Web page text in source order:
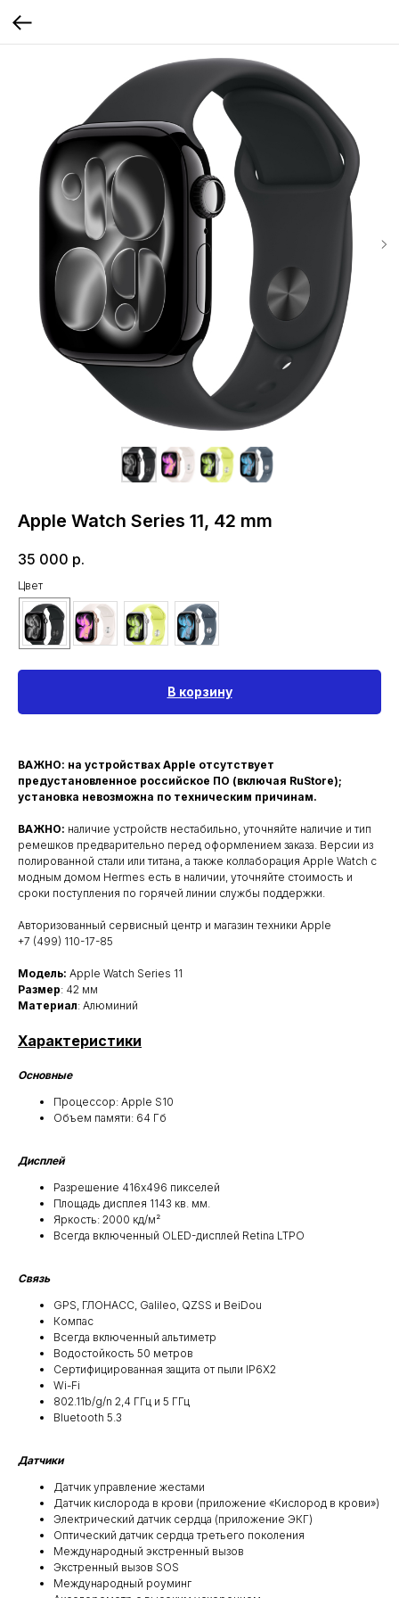
Apple Watch Series 11, 42 mm
35 000 р.
Цвет
В корзину
ВАЖНО: на устройствах Apple отсутствует
предустановленное российское ПО (включая RuStore);
установка невозможна по техническим причинам.
ВАЖНО: наличие устройств нестабильно, уточняйте наличие и тип
ремешков предварительно перед оформлением заказа. Версии из
полированной стали или титана, а также коллаборация Apple Watch c
модным домом Hermes есть в наличии, уточняйте стоимость и
сроки поступления по горячей линии службы поддержки.
Авторизованный сервисный центр и магазин техники Apple
+7 (499) 110-17-85
Модель: Apple Watch Series 11
Размер: 42 мм
Материал: Алюминий
Характеристики
Основные
Процессор: Apple S10
Объем памяти: 64 Гб
Дисплей
Разрешение 416х496 пикселей
Площадь дисплея 1143 кв. мм.
Яркость: 2000 кд/ м²
Всегда включенный OLED-дисплей Retina LTPO
Связь
GPS, ГЛОНАСС, Galileo, QZSS и BeiDou
Компас
Всегда включенный альтиметр
Водостойкость 50 метров
Сертифицированная защита от пыли IP6X2
Wi-Fi
802.11b/g/n 2,4 ГГц и 5 ГГц
Bluetooth 5.3
Датчики
Датчик управление жестами
Датчик кислорода в крови (приложение «Кислород в крови»)
Электрический датчик сердца (приложение ЭКГ)
Оптический датчик сердца третьего поколения
Международный экстренный вызов
Экстренный вызов SOS
Международный роуминг